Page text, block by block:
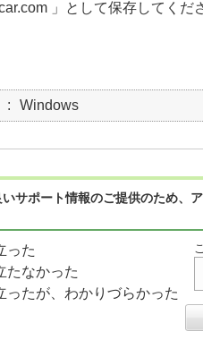
」として保存してくだ
Windows
いサポート情報のご提供のため
った
たなかった
ったが、わかりづらかった